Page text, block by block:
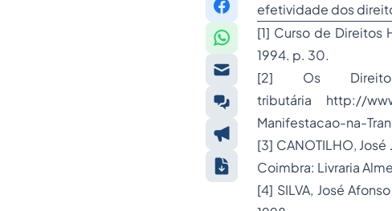
efetividade dos
[1] Curso de Direitos
1994. p. 30.
[2] Os
tributária http://
Manifestacao-na-
[3] CANOTILHO,
Coimbra: Livraria
[4] SILVA, José